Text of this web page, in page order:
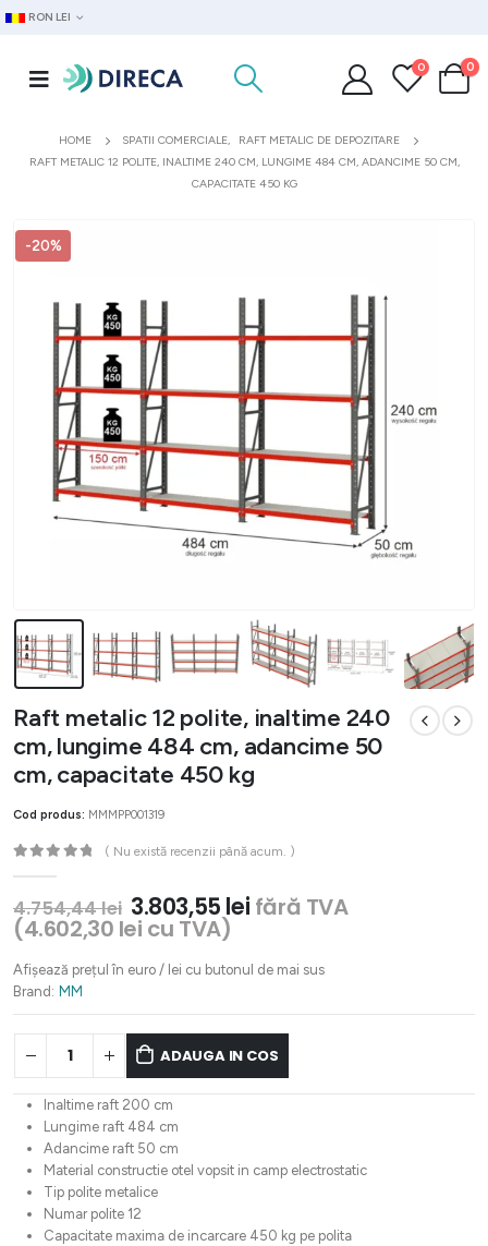
RON LEI
0 0
HOME SPATII COMERCIALE,
RAFT METALIC DE DEPOZITARE
RAFT METALIC 12 POLITE, INALTIME 240 CM, LUNGIME 484 CM, ADANCIME 50 CM,
CAPACITATE 450 KG
-20%
Raft metalic 12 polite, inaltime 240
cm, lungime 484 cm, adancime 50
cm, capacitate 450 kg
Cod produs: MMMPP001319
( Nu există recenzii până acum. )
4.754,44lei Prețul
inițial
fost:
3.803,55 leiPrețul
3.803,55 lei.
fără TVA
(4.602,30 lei cu TVA)
Afișează prețul în euro / lei cu butonul de mai sus
Brand: MM
ADAUGA IN COS
Inaltime raft 200 cm
Lungime raft 484 cm
Adancime raft 50 cm
Material constructie otel vopsit in camp electrostatic
Tip polite metalice
Numar polite 12
Capacitate maxima de incarcare 450 kg pe polita